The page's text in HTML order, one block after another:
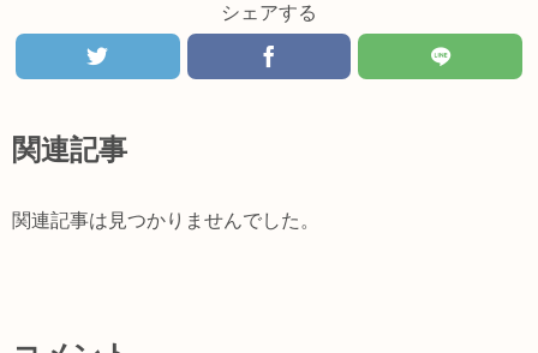
シェアする
関連記事
関連記事は見つかりませんでした。